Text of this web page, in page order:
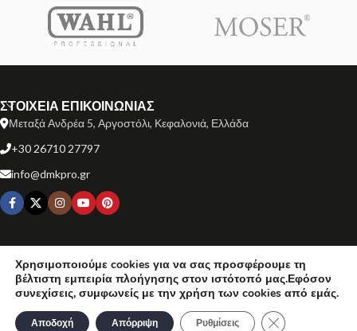
ΣΤΟΙΧΕΙΑ ΕΠΙΚΟΙΝΩΝΙΑΣ
Μεταξά Ανδρέα 5, Αργοστόλι, Κεφαλονιά, Ελλάδα
+30 26710 27797
info@dmkpro.gr
ΧΡΗΣΙΜΟΙ ΣΥΝΔΕΣΜΟΙ
ΜΑΡΚΕΣ ΠΡΟΪΟΝΤΩΝ
Χρησιμοποιούμε cookies για να σας προσφέρουμε τη
βέλτιστη εμπειρία πλοήγησης στον ιστότοπό μας.Εφόσον
συνεχίσεις, συμφωνείς με την χρήση των cookies από εμάς.
Αποδοχή Απόρριψη Ρυθμίσεις Κλείσιμο του